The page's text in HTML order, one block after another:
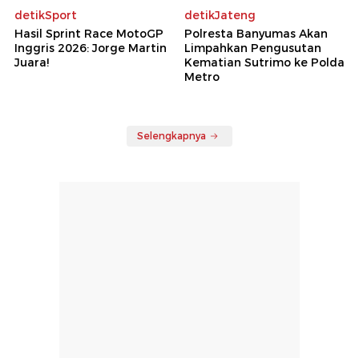
detikSport
Hasil Sprint Race MotoGP
Inggris 2026: Jorge Martin
Juara!
detikJateng
Polresta Banyumas Akan
Limpahkan Pengusutan
Kematian Sutrimo ke Polda
Metro
Selengkapnya